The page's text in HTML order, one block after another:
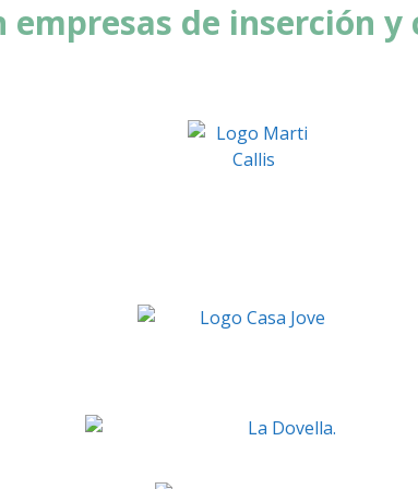
empresas de inserción